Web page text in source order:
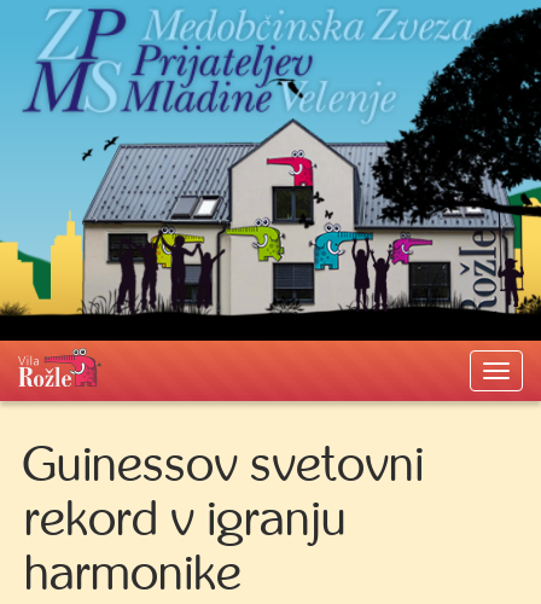
Preskoči
glavne
vsebine
Guinessov svetovni
rekord v igranju
harmonike